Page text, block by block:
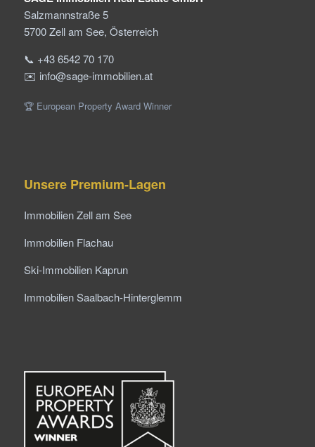
Salzmannstraße 5
5700 Zell am See, Österreich
📞 +43 6542 70 170
✉️ info@sage-immobilien.at
🏆 European Property Award Winner
Unsere Premium-Lagen
Immobilien Zell am See
Immobilien Flachau
Ski-Immobilien Kaprun
Immobilien Saalbach-Hinterglemm